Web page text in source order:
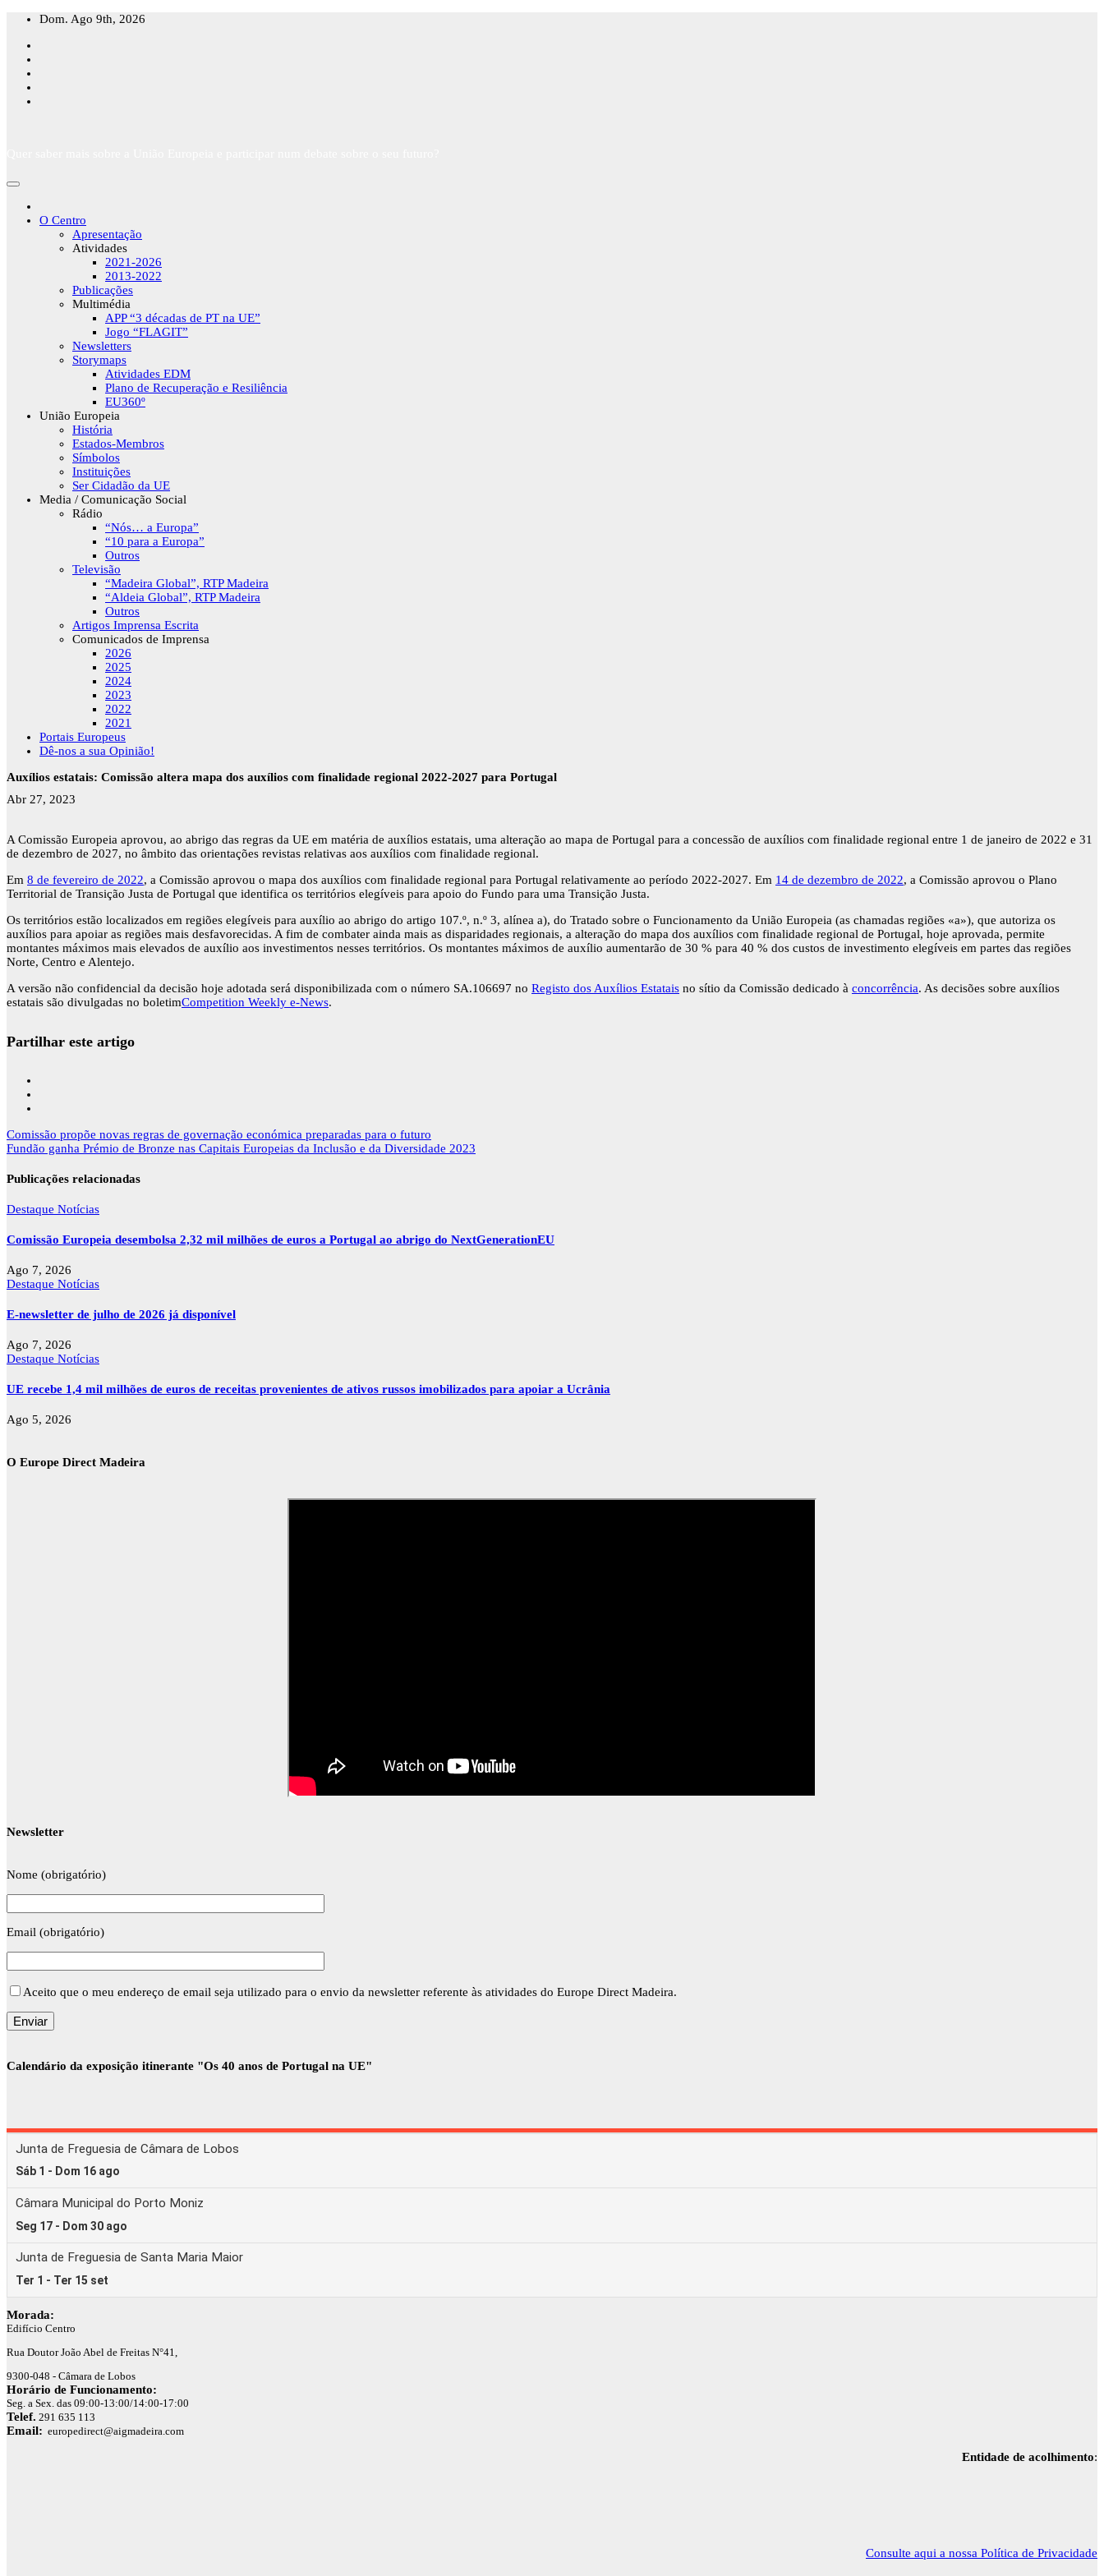
Skip
content
Dom. Ago 9th, 2026
O Centro
Apresentação
Atividades
2021-2026
2013-2022
Publicações
Multimédia
APP “3 décadas de PT na UE”
Jogo “FLAGIT”
Newsletters
Storymaps
Atividades EDM
Plano de Recuperação e Resiliência
EU360º
União Europeia
História
Estados-Membros
Símbolos
Instituições
Ser Cidadão da UE
Media / Comunicação Social
Rádio
“Nós… a Europa”
“10 para a Europa”
Outros
Televisão
“Madeira Global”, RTP Madeira
“Aldeia Global”, RTP Madeira
Outros
Artigos Imprensa Escrita
Comunicados de Imprensa
2026
2025
2024
2023
2022
2021
Portais Europeus
Dê-nos a sua Opinião!
Auxílios estatais: Comissão altera mapa dos auxílios com finalidade regional 2022-2027 para Portugal
Abr 27, 2023
A Comissão Europeia aprovou, ao abrigo das regras da UE em matéria de auxílios estatais, uma alteração ao mapa de Portugal para a concessão de auxílios com finalidade regional entre 1 de janeiro de 2022 e 31
de dezembro de 2027, no âmbito das orientações revistas relativas aos auxílios com finalidade regional.
Em 8 de fevereiro de 2022, a Comissão aprovou o mapa dos auxílios com finalidade regional para Portugal relativamente ao período 2022-2027. Em 14 de dezembro de 2022, a Comissão aprovou o Plano
Territorial de Transição Justa de Portugal que identifica os territórios elegíveis para apoio do Fundo para uma Transição Justa.
Os territórios estão localizados em regiões elegíveis para auxílio ao abrigo do artigo 107.º, n.º 3, alínea a), do Tratado sobre o Funcionamento da União Europeia (as chamadas regiões «a»), que autoriza os
auxílios para apoiar as regiões mais desfavorecidas. A fim de combater ainda mais as disparidades regionais, a alteração do mapa dos auxílios com finalidade regional de Portugal, hoje aprovada, permite
montantes máximos mais elevados de auxílio aos investimentos nesses territórios. Os montantes máximos de auxílio aumentarão de 30 % para 40 % dos custos de investimento elegíveis em partes das regiões
Norte, Centro e Alentejo.
A versão não confidencial da decisão hoje adotada será disponibilizada com o número SA.106697 no Registo dos Auxílios Estatais no sítio da Comissão dedicado à concorrência. As decisões sobre auxílios
estatais são divulgadas no boletimCompetition Weekly e-News.
Partilhar este artigo
Navegação
de
Comissão propõe novas regras de governação económica preparadas para o futuro
Fundão ganha Prémio de Bronze nas Capitais Europeias da Inclusão e da Diversidade 2023
Publicações relacionadas
Destaque Notícias
Comissão Europeia desembolsa 2,32 mil milhões de euros a Portugal ao abrigo do NextGenerationEU
Ago 7, 2026
Destaque Notícias
E-newsletter de julho de 2026 já disponível
Ago 7, 2026
Destaque Notícias
UE recebe 1,4 mil milhões de euros de receitas provenientes de ativos russos imobilizados para apoiar a Ucrânia
Ago 5, 2026
O Europe Direct Madeira
Newsletter
Nome (obrigatório)
Email (obrigatório)
Aceito que o meu endereço de email seja utilizado para o envio da newsletter referente às atividades do Europe Direct Madeira.
Calendário da exposição itinerante "Os 40 anos de Portugal na UE"
Morada:
Edifício Centro
Rua Doutor João Abel de Freitas N°41,
9300-048 - Câmara de Lobos
Horário de Funcionamento:
Seg. a Sex. das 09:00-13:00/14:00-17:00
Telef. 291 635 113
Email: europedirect@aigmadeira.com
Entidade de acolhimento:
Consulte aqui a nossa Política de Privacidade